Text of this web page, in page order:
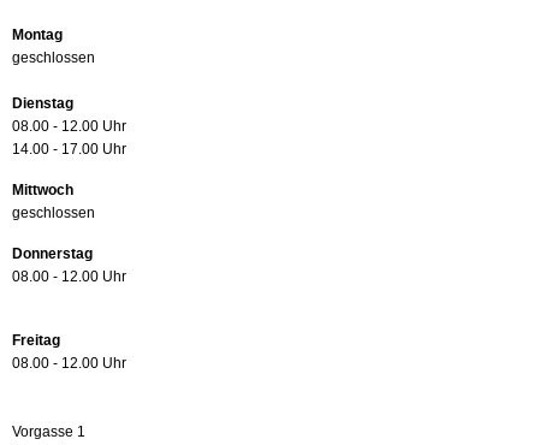
Montag
geschlossen
Dienstag
08.00 - 12.00 Uhr
14.00 - 17.00 Uhr
Mittwoch
geschlossen
Donnerstag
08.00 - 12.00 Uhr
Freitag
08.00 - 12.00 Uhr
Vorgasse 1